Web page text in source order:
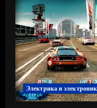
Электрика и